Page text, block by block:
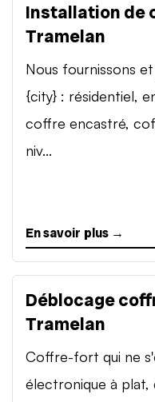
Installation de
Tramelan
Nous fournissons
{city} : résidentiel,
coffre encastré,
niv...
En savoir plus →
Déblocage
Tramelan
Coffre-fort qui ne
électronique à plat,